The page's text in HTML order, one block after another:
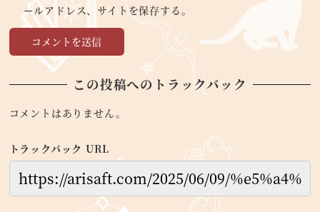
ールアドレス、サイトを保存する。
この投稿へのトラックバック
コメントはありません。
トラックバック URL